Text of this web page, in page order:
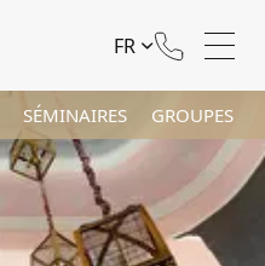
FR
SÉMINAIRES GROUPES